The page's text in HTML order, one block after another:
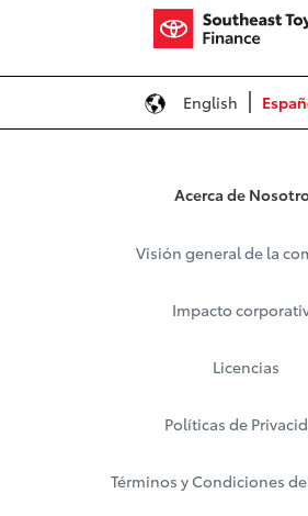
English
Acerca de
Visión general de la
Impacto
Licencias
Políticas de
Términos y Condiciones